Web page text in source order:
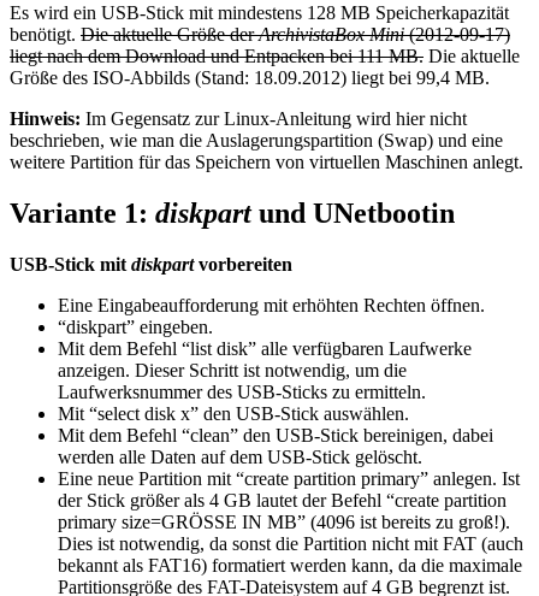
Es wird ein USB-Stick mit mindestens 128 MB Speicherkapazität
benötigt. Die aktuelle Größe derArchivistaBox Mini(2012-09-17)
liegt nach dem Download und Entpacken bei 111 MB. Die aktuelle
Größe des ISO-Abbilds (Stand: 18.09.2012) liegt bei 99,4 MB.
Hinweis: Im Gegensatz zur Linux-Anleitung wird hier nicht
beschrieben, wie man die Auslagerungspartition (Swap) und eine
weitere Partition für das Speichern von virtuellen Maschinen anlegt.
Variante 1: diskpartund UNetbootin
USB-Stick mit diskpartvorbereiten
Eine Eingabeaufforderung mit erhöhten Rechten öffnen.
“diskpart” eingeben.
Mit dem Befehl “list disk” alle verfügbaren Laufwerke
anzeigen. Dieser Schritt ist notwendig, um die
Laufwerksnummer des USB-Sticks zu ermitteln.
Mit “select disk x” den USB-Stick auswählen.
Mit dem Befehl “clean” den USB-Stick bereinigen, dabei
werden alle Daten auf dem USB-Stick gelöscht.
Eine neue Partition mit “create partition primary” anlegen. Ist
der Stick größer als 4 GB lautet der Befehl “create partition
primary size=GRÖSSE IN MB” (4096 ist bereits zu groß!).
Dies ist notwendig, da sonst die Partition nicht mit FAT (auch
bekannt als FAT16) formatiert werden kann, da die maximale
Partitionsgröße des FAT-Dateisystem auf 4 GB begrenzt ist.